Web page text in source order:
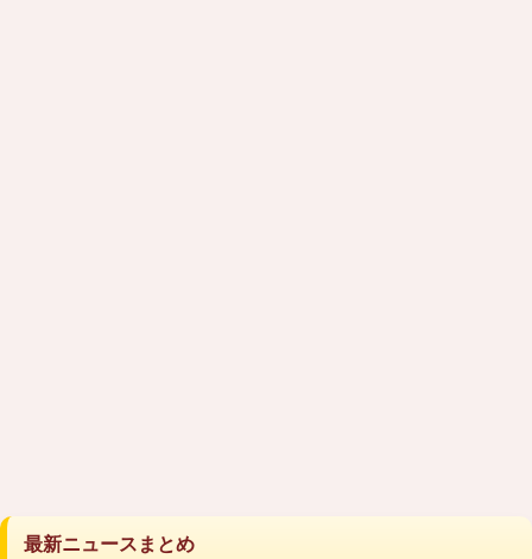
最新ニュースまとめ